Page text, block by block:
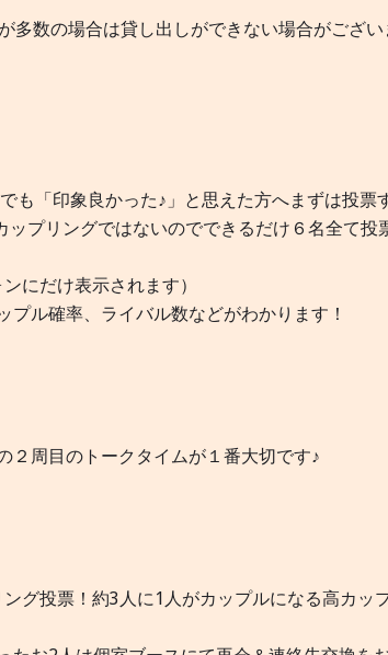
多数の場合は貸し出しができない場合がござい
も「印象良かった♪」と思えた方へまずは投票
プリングではないのでできるだけ６名全て投
にだけ表示されます）
ル確率、ライバル数などがわかります！
２周目のトークタイムが１番大切です♪
グ投票！約3人に1人がカップルになる高カッ